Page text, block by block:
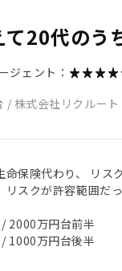
20代のう
ジェント：
/ 株式会社リクルート
命保険代わり、 リス
リスクが許容範囲だ
2000万円台前半
1000万円台後半